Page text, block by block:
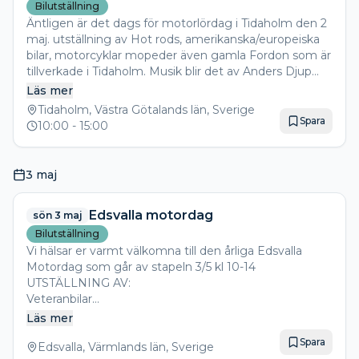
Bilutställning
Äntligen är det dags för motorlördag i Tidaholm den 2
maj. utställning av Hot rods, amerikanska/europeiska
bilar, motorcyklar mopeder även gamla Fordon som är
tillverkade i Tidaholm. Musik blir det av Anders Djup
från scenen.
Speaker under dagen är Olle Malmgren
Insläpp för utställare är mellan kl 08-10. kostnad 100kr/
fordon kontant el swish.
utlottning under dagen med fina priser till utställarna.
en jury kommer att rösta fram fina fordon som prisas.
Läs mer
Tidaholm, Västra Götalands län, Sverige
10:00 - 15:00 Spara
3 maj
sön 3 maj Edsvalla motordag
Bilutställning
Vi hälsar er varmt välkomna till den årliga Edsvalla
Motordag som går av stapeln 3/5 kl 10-14
UTSTÄLLNING AV:
Veteranbilar
Amerikanare
Rallybilar
Läs mer
Edsvalla, Värmlands län, Sverige
Spara